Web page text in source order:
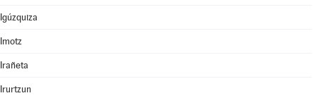
Igúzquiza
Imotz
Irañeta
Irurtzun